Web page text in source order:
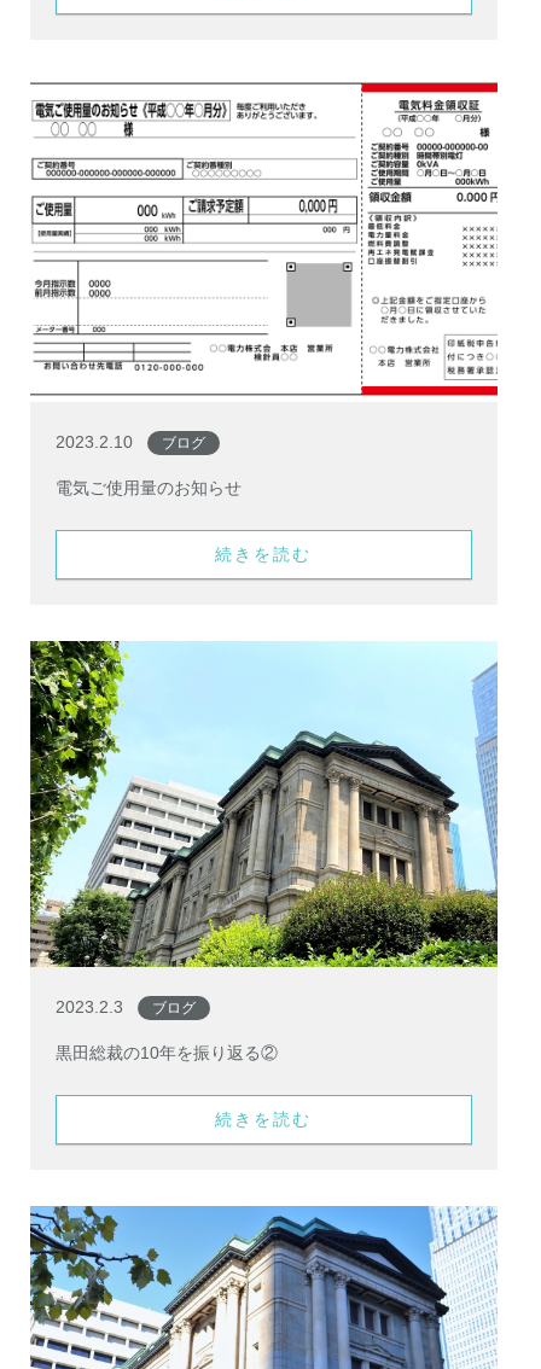
2023.2.10 ブログ
電気ご使用量のお知らせ
続きを読む
2023.2.3 ブログ
黒田総裁の10年を振り返る②
続きを読む